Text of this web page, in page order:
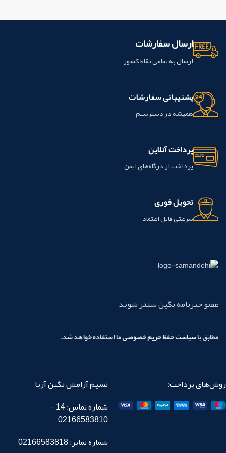
ارسال سفارشات
ارسال به تمامی نقاط کشور
پشتیبانی سفارشات
همیشه در دسترسیم
پرداخت آنلاین
پرداخت از درگاه‌های ایمن
تحویل فوری
سرعتی قابل اعتماد
عضو خبرنامه نگین سنتر شوید
مطابق باسیاست حفظ حریم خصوصیما استفاده خواهد شد.
روش‌های پرداخت:
نسیم آرامش نگین آریا
شماره تماس: 14 -
02166583810
شماره نمابر: 02166583818